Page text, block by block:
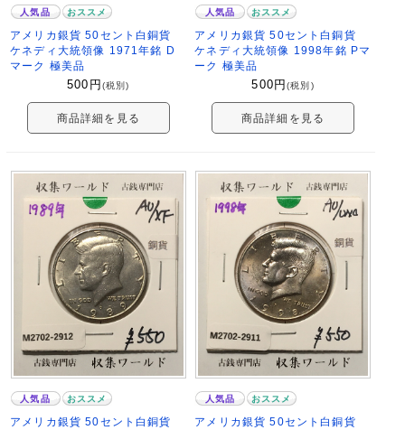
人気品 おススメ
アメリカ銀貨 50セント白銅貨
ケネディ大統領像 1971年銘 D
マーク 極美品
500 円 (税別)
商品詳細を見る
人気品 おススメ
アメリカ銀貨 50セント白銅貨
ケネディ大統領像 1998年銘 Pマ
ーク 極美品
500 円(税別)
商品詳細を見る
人気品 おススメ
アメリカ銀貨 50セント白銅貨
人気品 おススメ
アメリカ銀貨 50セント白銅貨